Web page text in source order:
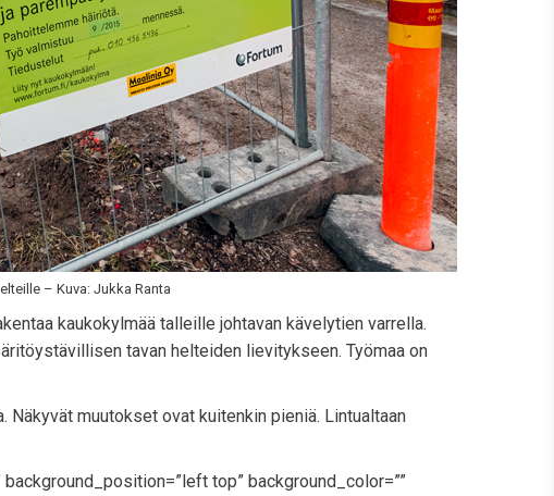
– Kuva: Jukka Ranta
kaukokylmää talleille johtavan kävelytien varrella.
tavan helteiden lievitykseen. Työmaa on
muutokset ovat kuitenkin pieniä. Lintualtaan
top” background_color=””